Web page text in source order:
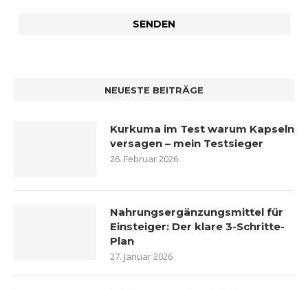
NEUESTE BEITRÄGE
Kurkuma im Test warum Kapseln
versagen – mein Testsieger
26. Februar 2026
Nahrungsergänzungsmittel für
Einsteiger: Der klare 3-Schritte-
Plan
27. Januar 2026